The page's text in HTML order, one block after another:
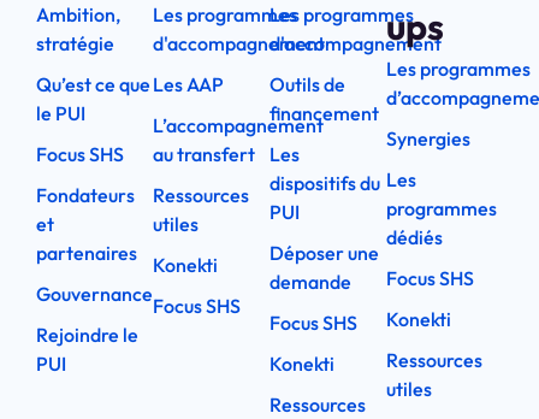
Ambition,
stratégie
Qu’est ce que
le PUI
Focus SHS
Fondateurs
et
partenaires
Gouvernance
Rejoindre le
PUI
Les programmes
d'accompagnement
Les AAP
L’accompagnement
au transfert
Ressources
utiles
Konekti
Focus SHS
Les programmes
d'accompagnement
Outils de
financement
Les
dispositifs du
PUI
Déposer une
demande
Focus SHS
Konekti
Ressources
ups
Les programmes
Synergies
Les
programmes
dédiés
Focus SHS
Konekti
Ressources
utiles